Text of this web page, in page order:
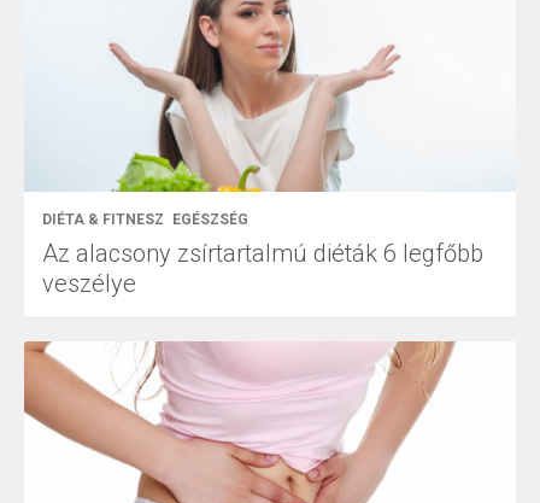
DIÉTA & FITNESZ EGÉSZSÉG
Az alacsony zsírtartalmú diéták 6 legfőbb
veszélye